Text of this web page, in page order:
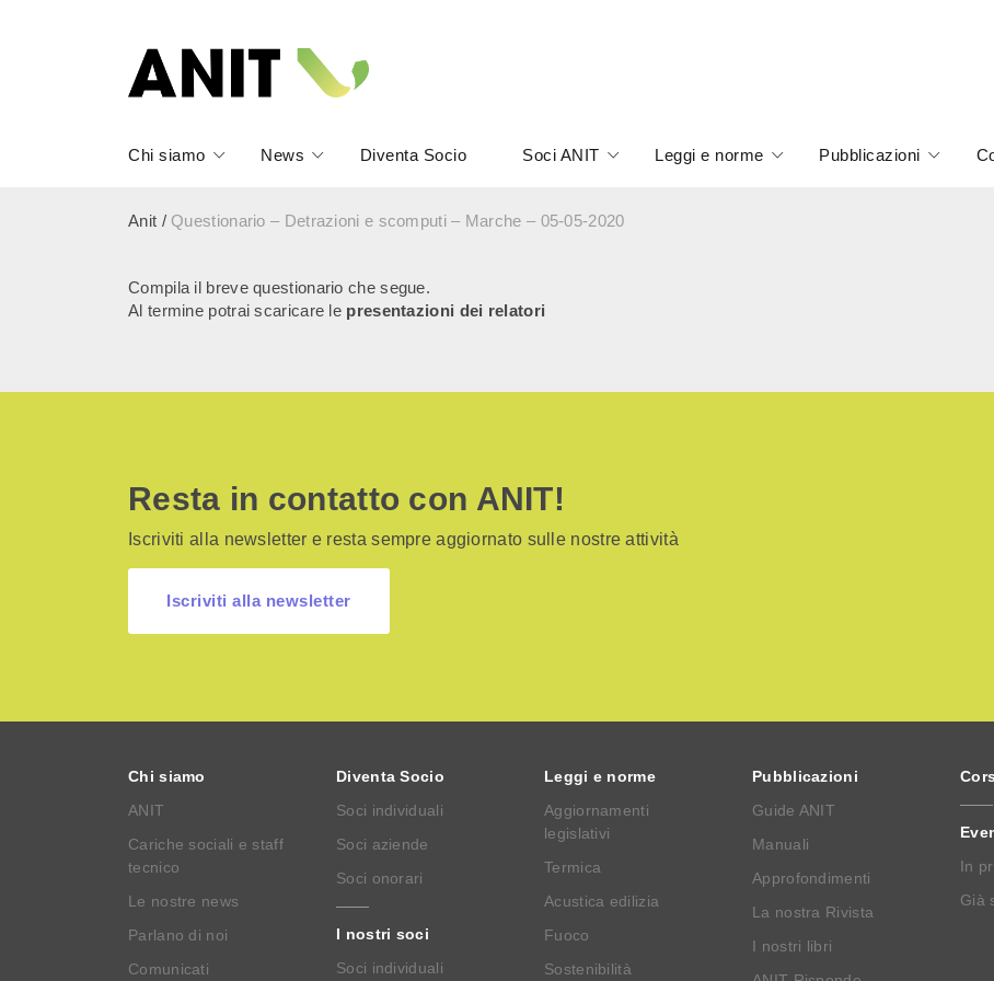
Chi siamo News Diventa Socio Soci ANIT Leggi e norme Pubblicazioni
Anit / Questionario – Detrazioni e scomputi – Marche – 05-05-2020
Compila il breve questionario che segue.
Al termine potrai scaricare le presentazioni dei relatori
Resta in contatto con ANIT!
Iscriviti alla newsletter e resta sempre aggiornato sulle nostre attività
Iscriviti alla newsletter
Chi siamo
ANIT
Cariche sociali e staff
tecnico
Le nostre news
Parlano di noi
Comunicati
Diventa Socio
Soci individuali
Soci aziende
Soci onorari
I nostri soci
Soci individuali
Leggi e norme
Aggiornamenti
legislativi
Termica
Acustica edilizia
Fuoco
Sostenibilità
Pubblicazioni
Guide ANIT
Manuali
Approfondimenti
La nostra Rivista
I nostri libri
In
Già